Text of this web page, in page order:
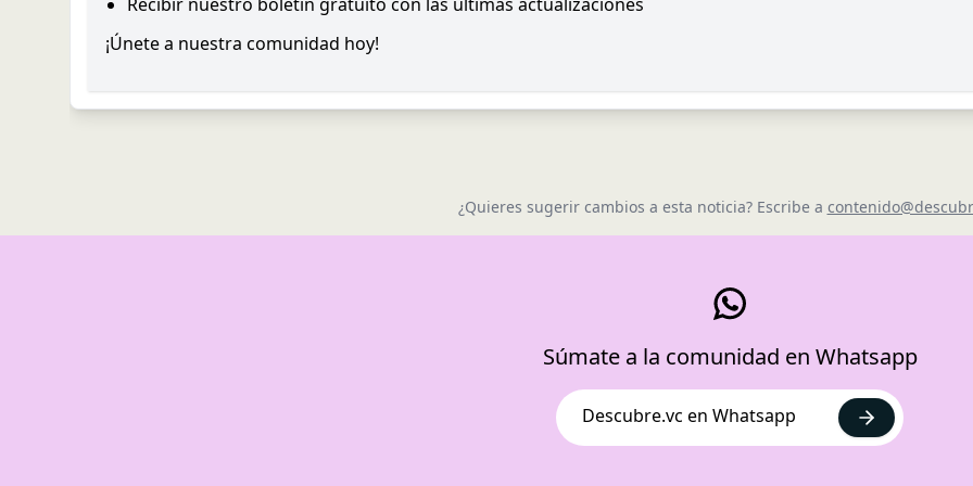
¡Únete a nuestra comunidad hoy!
¿Quieres sugerir cambios a esta noticia? Escribe a
Súmate a la comunidad en Whatsapp
Descubre.vc en Whatsapp